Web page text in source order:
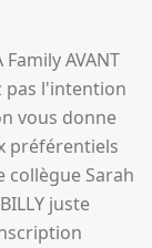
AVANT
pas l'intention
vous donne
préférentiels
collègue Sarah
juste